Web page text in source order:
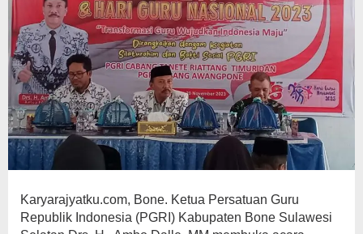
Karyarajyatku.com, Bone. Ketua Persatuan Guru
Republik Indonesia (PGRI) Kabupaten Bone Sulawesi